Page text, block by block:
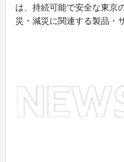
は、持続可能で安全な東京
災・減災に関連する製品・